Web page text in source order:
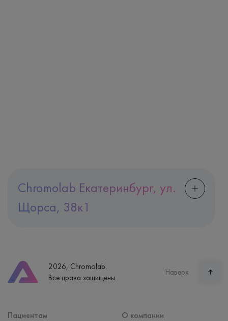
Chromolab Екатеринбург, ул.
Щорса, 38к1
Часы работы
пн-вс: 7:30-15:00
2026, Chromolab.
Все права защищены.
Наверх
Пациентам
О компании